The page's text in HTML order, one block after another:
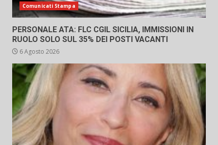
Comunicati Stampa
PERSONALE ATA: FLC CGIL SICILIA, IMMISSIONI IN
RUOLO SOLO SUL 35% DEI POSTI VACANTI
6 Agosto 2026